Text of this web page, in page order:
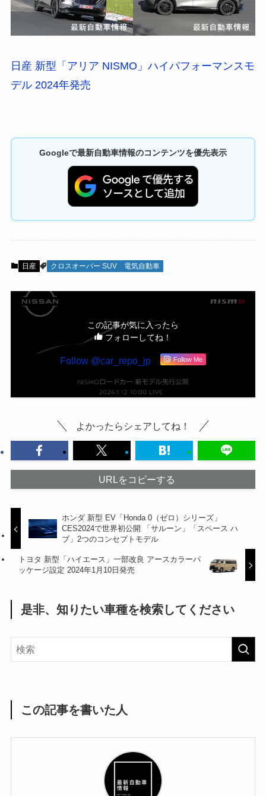
日産 新型「アリア NISMO」ハイパフォーマンスモ
デル 2024年発売
Googleで最新自動車情報のコンテンツを優先表示
日産 クロスオーバー SUV 電気自動車
この記事が気に入ったら
フォローしてね！
Follow @car_repo_jp Follow Me
よかったらシェアしてね！
URLをコピーする
ホンダ 新型 EV「Honda 0（ゼロ）シリーズ」
CES2024で世界初公開 「サルーン」「スペース ハ
ブ」2つのコンセプトモデル
トヨタ 新型「ハイエース」一部改良 アースカラーパ
ッケージ設定 2024年1月10日発売
是非、知りたい車種を検索してください
この記事を書いた人